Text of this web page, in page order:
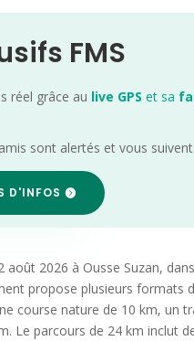
FMS
réel grâce au live GPS et sa
sont alertés et vous suivent.
D'INFOS
août 2026 à Ousse Suzan,
propose plusieurs formats
course nature de 10 km, un
Le parcours de 24 km inclut